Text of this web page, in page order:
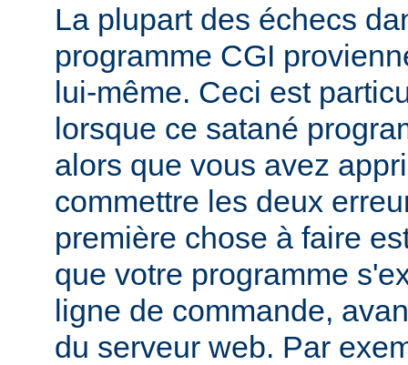
La plupart des échecs
programme CGI
lui-même. Ceci est
lorsque ce satané
alors que vous avez
commettre les deux
première chose à faire
que votre programme
ligne de commande,
du serveur web. Par